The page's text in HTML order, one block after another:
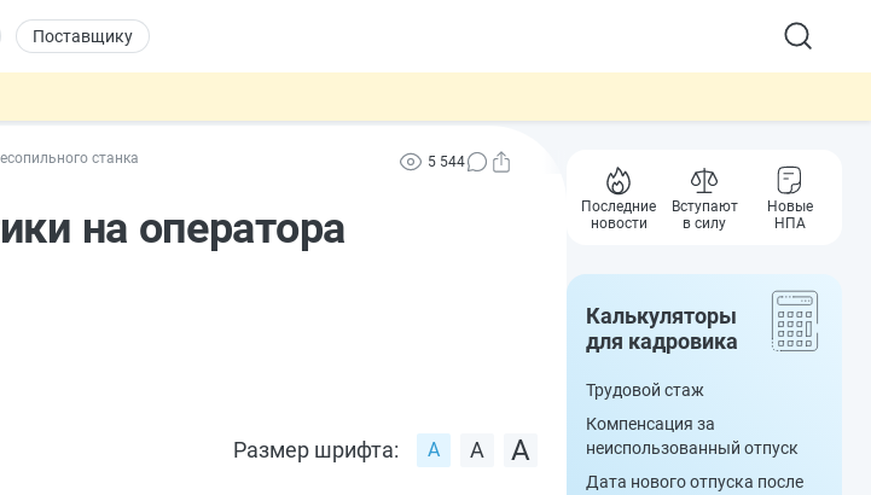
Поставщику
станка 5 544
на оператора
Размер шрифта:
Последние
новости
Вступают
в силу
Новые
НПА
Калькуляторы
для кадровика
Трудовой стаж
Компенсация за
неиспользованный отпуск
Дата нового отпуска после